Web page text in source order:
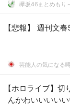
欅坂46まとめもり
【悲報】 週刊文
芸能人の気になる
【ホロライブ】
んかわいいいい